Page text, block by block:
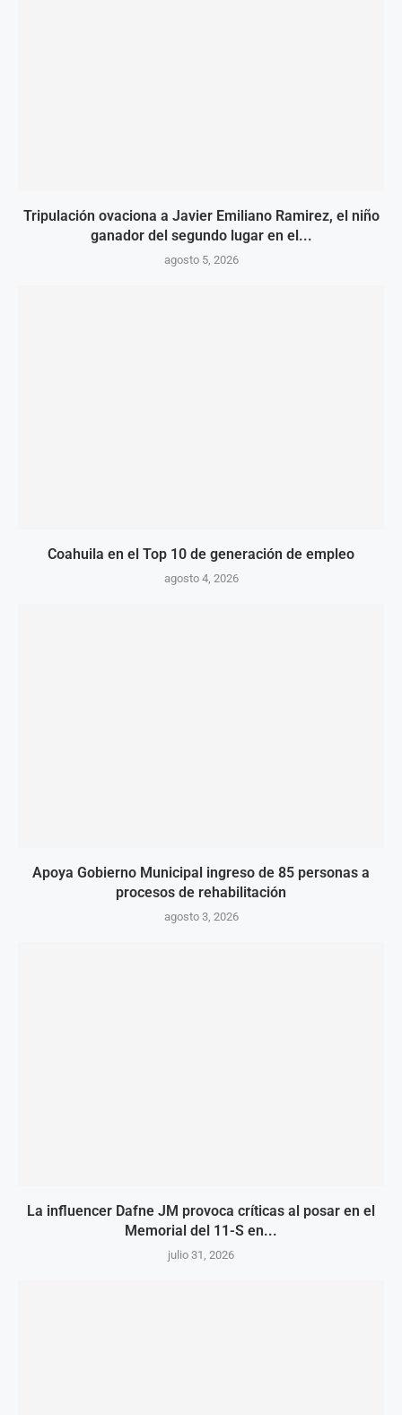
Tripulación ovaciona a Javier Emiliano Ramirez, el niño
ganador del segundo lugar en el...
agosto 5, 2026
Coahuila en el Top 10 de generación de empleo
agosto 4, 2026
Apoya Gobierno Municipal ingreso de 85 personas a
procesos de rehabilitación
agosto 3, 2026
La influencer Dafne JM provoca críticas al posar en el
Memorial del 11-S en...
julio 31, 2026